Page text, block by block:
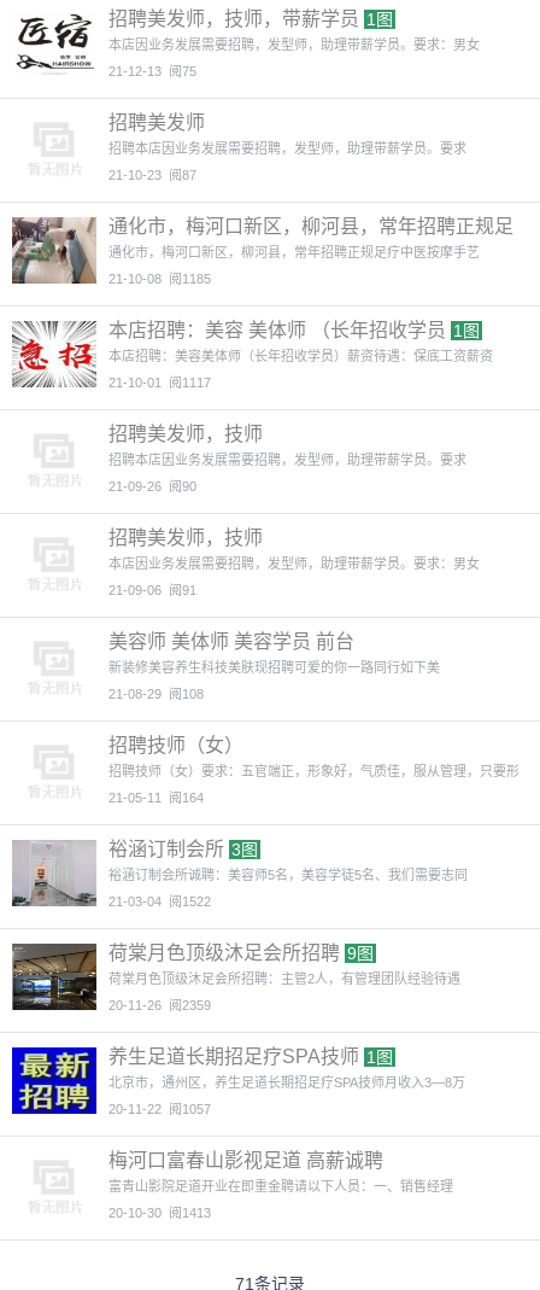
招聘美发师，技师，带薪学员 1图
本店因业务发展需要招聘，发型师，助理带薪学员。要求：男女
21-12-13 阅75
招聘美发师
招聘本店因业务发展需要招聘，发型师，助理带薪学员。要求
21-10-23 阅87
通化市，梅河口新区，柳河县，常年招聘正规足
疗中医按摩手艺人6图
通化市，梅河口新区，柳河县，常年招聘正规足疗中医按摩手艺
21-10-08 阅1185
本店招聘：美容 美体师 （长年招收学员 1图
本店招聘：美容美体师（长年招收学员）薪资待遇：保底工资薪资
21-10-01
阅1117
招聘美发师，技师
招聘本店因业务发展需要招聘，发型师，助理带薪学员。要求
21-09-26 阅90
招聘美发师，技师
本店因业务发展需要招聘，发型师，助理带薪学员。要求：男女
21-09-06 阅91
美容师 美体师 美容学员 前台
新装修美容养生科技美肤现招聘可爱的你一路同行如下美
21-08-29 阅108
招聘技师（女）
招聘技师（女）要求：五官端正，形象好，气质佳，服从管理，只要形
象
21-05-11 阅164
裕涵订制会所 3图
裕涵订制会所诚聘：美容师5名，美容学徒5名、我们需要志同
21-03-04 阅1522
荷棠月色顶级沐足会所招聘 9图
荷棠月色顶级沐足会所招聘：主管2人，有管理团队经验待遇
20-11-26 阅2359
养生足道长期招足疗SPA技师 1图
北京市，通州区，养生足道长期招足疗SPA技师月收入3—8万
20-11-22 阅1057
梅河口富春山影视足道 高薪诚聘
富青山影院足道开业在即重金聘请以下人员：一、销售经理
20-10-30 阅1413
71条记录